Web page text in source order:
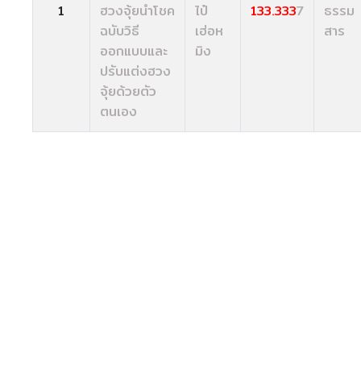
1
ฮวงจุ้ยนำโชค
ฉบับวิธี
ออกแบบและ
ปรับแต่งฮวง
จุ้ยด้วยตัว
ตนเอง
ไป๋
เฮ่อห
มิง
133.3337
ธรรม
สาร